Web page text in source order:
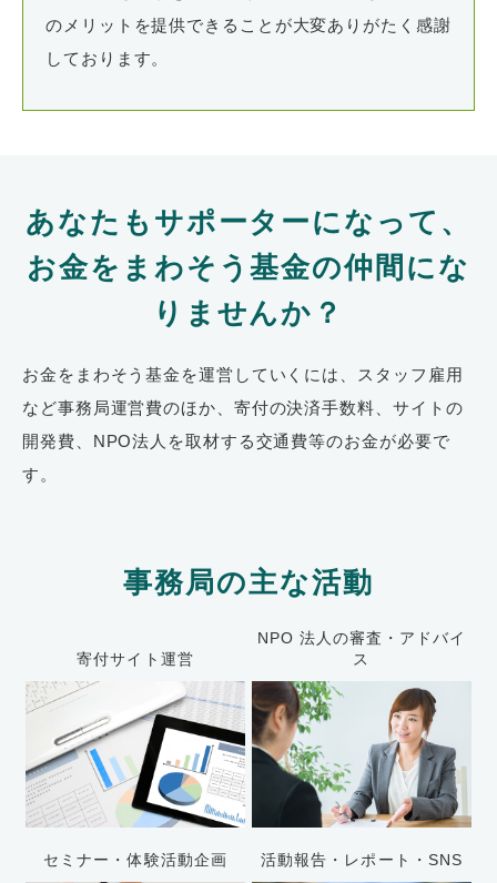
のメリットを提供できることが大変ありがたく感謝
しております。
あなたもサポーターになって、
お金をまわそう基金の仲間にな
りませんか？
お金をまわそう基金を運営していくには、スタッフ雇用
など事務局運営費のほか、寄付の決済手数料、サイトの
開発費、NPO法人を取材する交通費等のお金が必要で
す。
事務局の主な活動
寄付サイト運営
NPO 法人の審査・アドバイ
ス
セミナー・体験活動企画 活動報告・レポート・SNS